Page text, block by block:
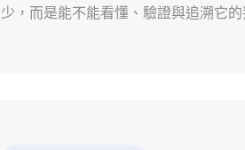
少，而是能不能看懂、驗證與追溯它的